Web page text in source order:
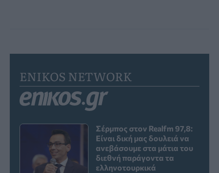
ENIKOS NETWORK
Σέρμπος στον Realfm 97,8:
Είναι δική μας δουλειά να
ανεβάσουμε στα μάτια του
διεθνή παράγοντα τα
ελληνοτουρκικά